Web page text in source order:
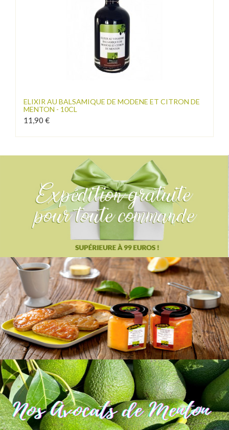
ELIXIR AU BALSAMIQUE DE MODENE ET CITRON DE
MENTON - 10CL
11,90 €